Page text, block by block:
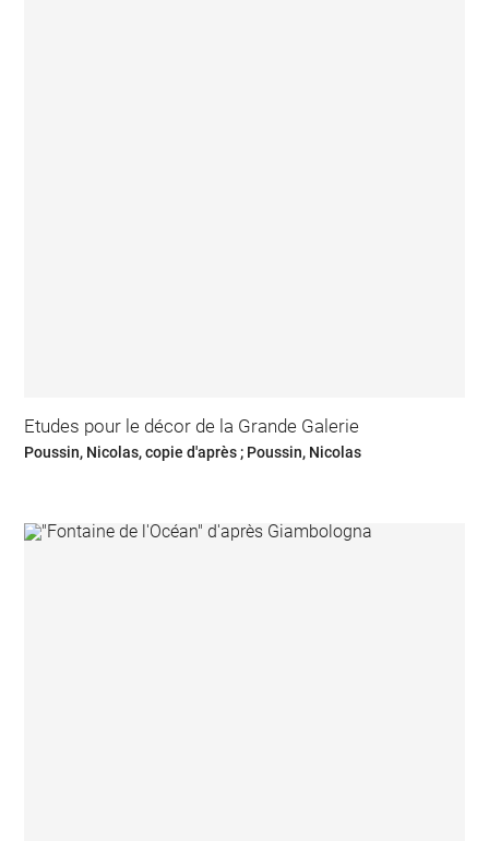
Etudes pour le décor de la Grande Galerie
Poussin, Nicolas, copie d'après ; Poussin, Nicolas